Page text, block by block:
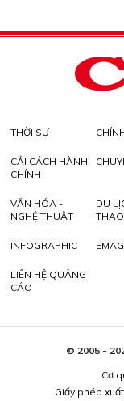
THỜI SỰ
CẢI CÁCH HÀNH
CHÍNH
VĂN HÓA -
NGHỆ THUẬT
DU
THAO
INFOGRAPHIC
LIÊN HỆ QUẢNG
CÁO
© 2005 -
Cơ
Giấy phép